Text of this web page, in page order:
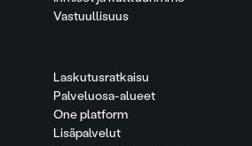
Vastuullisuus
Laskutusratkaisu
Palveluosa-alueet
One platform
Lisäpalvelut